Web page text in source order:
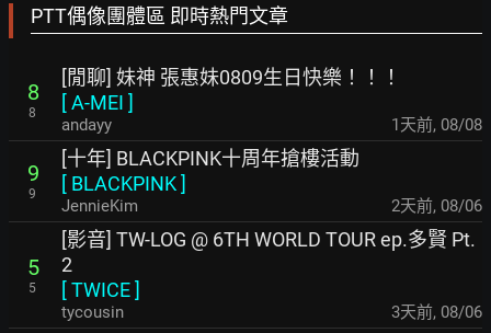
PTT偶像團體區 即時熱門文章
8
8
[閒聊] 妹神 張惠妹0809生日快樂！！！
[A-MEI ]
andayy 1天前, 08/08
9
9
[十年] BLACKPINK十周年搶樓活動
[ BLACKPINK]
JennieKim 2天前, 08/06
5
5
[影音] TW-LOG @ 6TH WORLD TOUR ep.多賢 Pt.
2
[TWICE]
tycousin 3天前, 08/06